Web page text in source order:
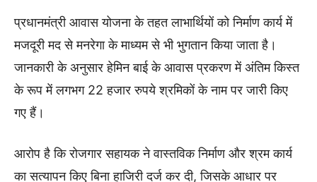
प्रधानमंत्री आवास योजना के तहत लाभार्थियों को निर्माण कार्य में
मजदूरी मद से मनरेगा के माध्यम से भी भुगतान किया जाता है।
जानकारी के अनुसार हेमिन बाई के आवास प्रकरण में अंतिम किस्त
के रूप में लगभग 22 हजार रुपये श्रमिकों के नाम पर जारी किए
गए हैं।
आरोप है कि रोजगार सहायक ने वास्तविक निर्माण और श्रम कार्य
का सत्यापन किए बिना हाजिरी दर्ज कर दी, जिसके आधार पर